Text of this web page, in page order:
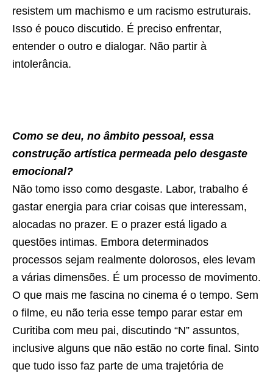
resistem um machismo e um racismo estruturais.
Isso é pouco discutido. É preciso enfrentar,
entender o outro e dialogar. Não partir à
intolerância.
Como se deu, no âmbito pessoal, essa
construção artística permeada pelo desgaste
emocional?
Não tomo isso como desgaste. Labor, trabalho é
gastar energia para criar coisas que interessam,
alocadas no prazer. E o prazer está ligado a
questões intimas. Embora determinados
processos sejam realmente dolorosos, eles levam
a várias dimensões. É um processo de movimento.
O que mais me fascina no cinema é o tempo. Sem
o filme, eu não teria esse tempo parar estar em
Curitiba com meu pai, discutindo “N” assuntos,
inclusive alguns que não estão no corte final. Sinto
que tudo isso faz parte de uma trajetória de